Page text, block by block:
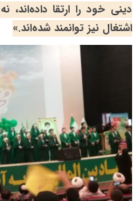
دینی خود را ارتقا داده‌اند،
اشتغال نیز توانمند شده‌اند.»